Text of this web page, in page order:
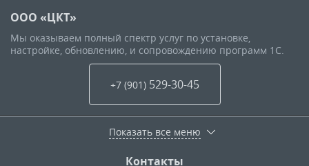
ООО «ЦКТ»
Мы оказываем полный спектр услуг по установке,
настройке, обновлению, и сопровождению программ 1С.
+7 (901) 529-30-45
Показать все меню
Контакты